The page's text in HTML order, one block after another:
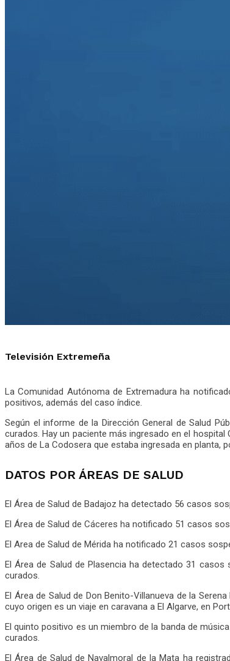
Televisión Extremeña
La Comunidad Autónoma de Extremadura ha
positivos, además del caso índice.
Según el informe de la Dirección General de Salud
curados. Hay un paciente más ingresado en el
años de La Codosera que estaba ingresada en planta,
DATOS POR ÁREAS DE SALUD
El Área de Salud de Badajoz ha detectado 56 casos
El Área de Salud de Cáceres ha notificado 51 casos
El Area de Salud de Mérida ha notificado 21 casos
El Área de Salud de Plasencia ha detectado 31
curados.
El Área de Salud de Don Benito-Villanueva de la
cuyo origen es un viaje en caravana a El Algarve, en
El quinto positivo es un miembro de la banda de
curados.
El Área de Salud de Navalmoral de la Mata ha